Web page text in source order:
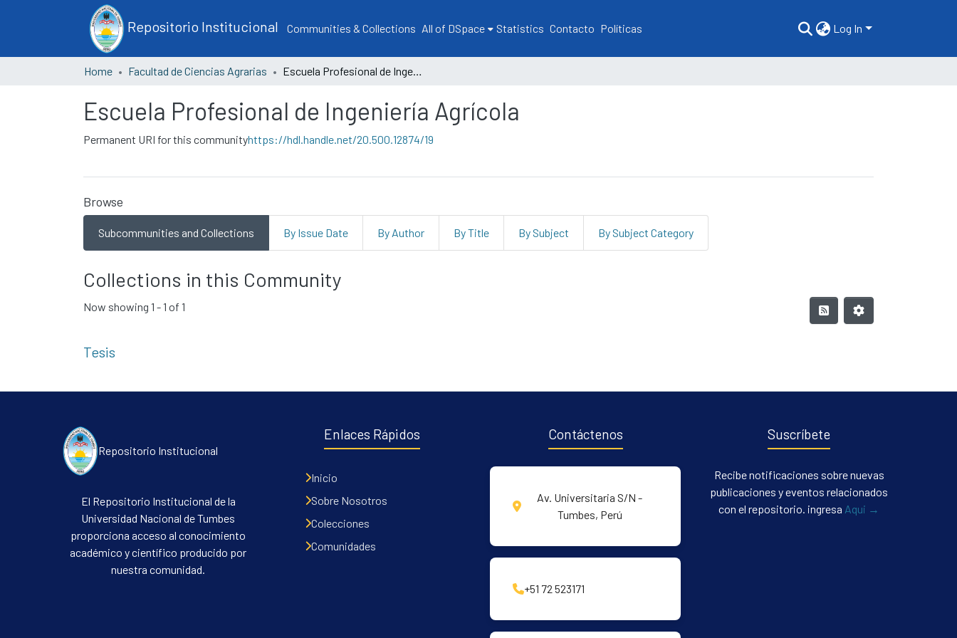
Repositorio Institucional Communities & Collections All of DSpace Statistics Contacto Políticas Log In
Home Facultad de Ciencias Agrarias Escuela Profesional de Ingeniería Agrícola
Escuela Profesional de Ingeniería Agrícola
Permanent URI for this communityhttps://hdl.handle.net/20.500.12874/19
Browse
Subcommunities and Collections By Issue Date By Author By Title By Subject By Subject Category
Collections in this Community
Now showing 1 - 1 of 1
Tesis
Repositorio Institucional
El Repositorio Institucional de la
Universidad Nacional de Tumbes
proporciona acceso al conocimiento
académico y científico producido por
nuestra comunidad.
Enlaces Rápidos
Inicio
Sobre Nosotros
Colecciones
Comunidades
Contáctenos
Av. Universitaria S/N -
Tumbes, Perú
+51 72 523171
Suscríbete
Recibe notificaciones sobre nuevas
publicaciones y eventos relacionados
con el repositorio. ingresa Aqui →